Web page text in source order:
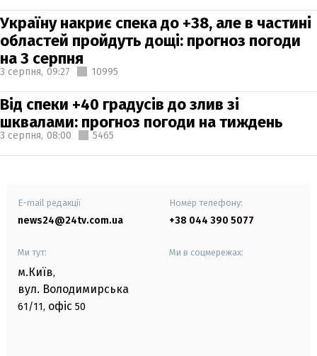
Україну накриє спека до +38, але в частині
областей пройдуть дощі: прогноз погоди
на 3 серпня
3 серпня, 09:27 10995
Від спеки +40 градусів до злив зі
шквалами: прогноз погоди на тиждень
3 серпня, 08:00 5465
E-mail редакції
news24@24tv.com.ua
Номер телефону:
+38 044 390 5077
Ми тут:
м.Київ,
вул. Володимирська
61/11, офіс 50
Ми в соцмережах: